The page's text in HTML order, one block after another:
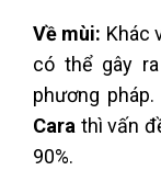
Về mùi: Khác
có thể gây
phương pháp.
Cara thì vấn
90%.